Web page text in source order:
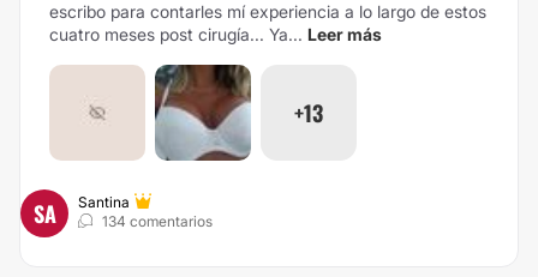
escribo para contarles mí experiencia a lo largo de estos
cuatro meses post cirugía... Ya... Leer más
+13
SA
Santina
134 comentarios